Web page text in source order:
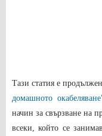
Тази статия е
домашното
начин за свързване на
всеки, който се